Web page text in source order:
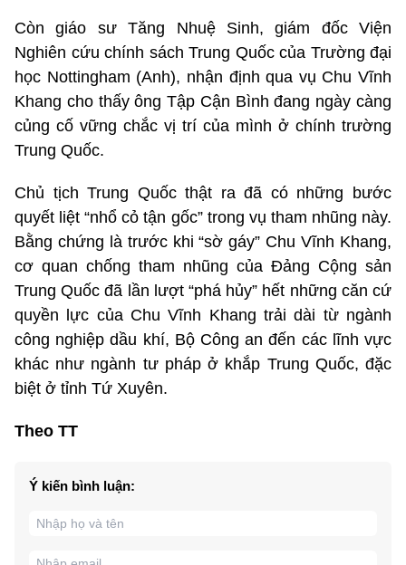
Còn giáo sư Tăng Nhuệ Sinh, giám đốc Viện
Nghiên cứu chính sách Trung Quốc của Trường đại
học Nottingham (Anh), nhận định qua vụ Chu Vĩnh
Khang cho thấy ông Tập Cận Bình đang ngày càng
củng cố vững chắc vị trí của mình ở chính trường
Trung Quốc.
Chủ tịch Trung Quốc thật ra đã có những bước
quyết liệt “nhổ cỏ tận gốc” trong vụ tham nhũng này.
Bằng chứng là trước khi “sờ gáy” Chu Vĩnh Khang,
cơ quan chống tham nhũng của Đảng Cộng sản
Trung Quốc đã lần lượt “phá hủy” hết những căn cứ
quyền lực của Chu Vĩnh Khang trải dài từ ngành
công nghiệp dầu khí, Bộ Công an đến các lĩnh vực
khác như ngành tư pháp ở khắp Trung Quốc, đặc
biệt ở tỉnh Tứ Xuyên.
Theo TT
Ý kiến bình luận: